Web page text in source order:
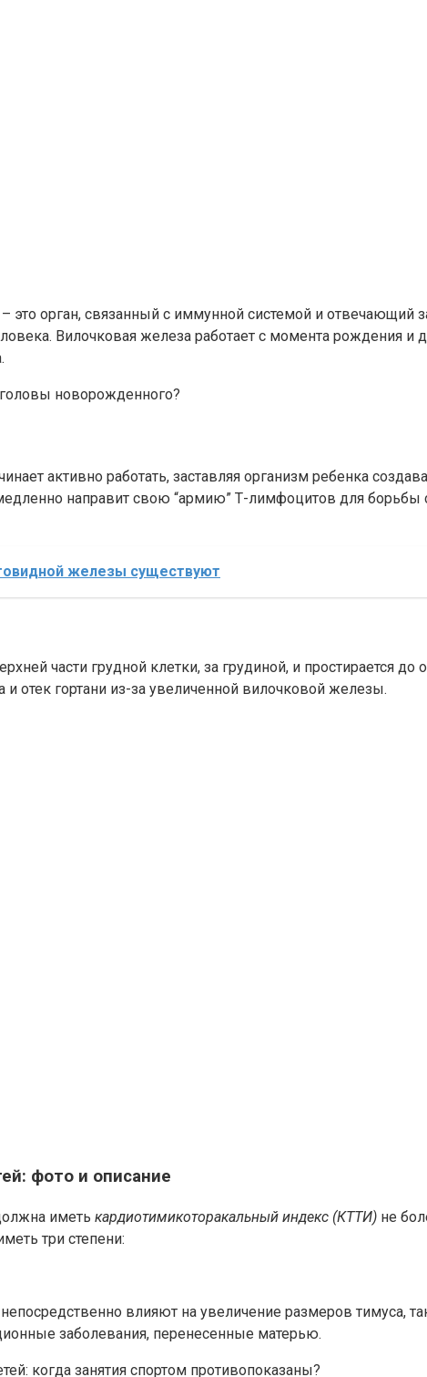
– это орган, связанный с иммунной системой и отвечающий
Вилочковая железа работает с момента рождения и
новорожденного?
активно работать, заставляя организм ребенка
направит свою “армию” Т-лимфоцитов для
железы существуют
части грудной клетки, за грудиной, и простирается
отек гортани из-за увеличенной вилочковой железы.
фото и описание
иметь кардиотимикоторакальный индекс (КТТИ) не
три степени:
влияют на увеличение размеров тимуса,
заболевания, перенесенные матерью.
когда занятия спортом противопоказаны?